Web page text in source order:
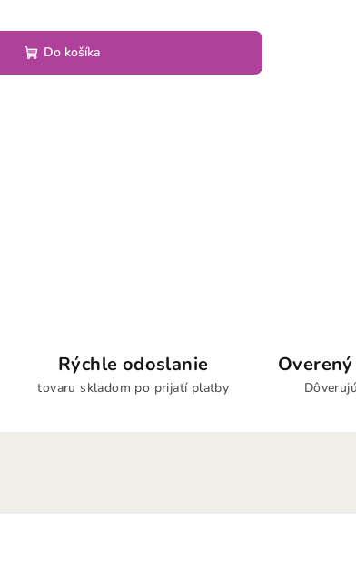
Do košíka
Rýchle odoslanie
tovaru skladom po prijatí platby